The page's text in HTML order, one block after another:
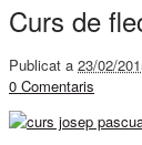
Curs de
Publicat a 23/02/
0 Comentaris